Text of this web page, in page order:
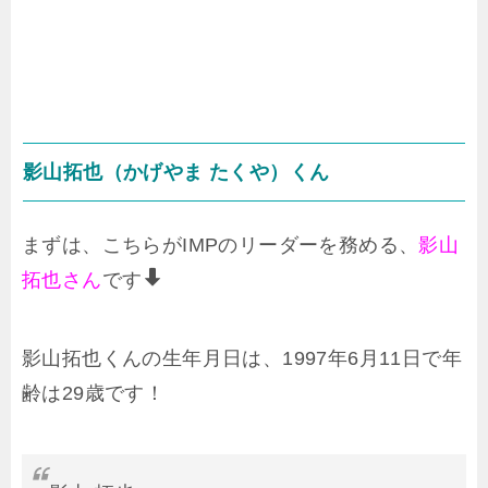
影山拓也（かげやま たくや）くん
まずは、こちらがIMPのリーダーを務める、影山
拓也さんです
影山拓也くんの生年月日は、1997年6月11日で年
齢は29歳です！